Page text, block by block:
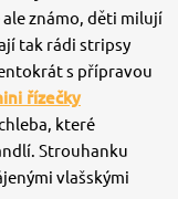
známo, děti milují
tak rádi stripsy
s přípravou
řízečky
které
Strouhanku
vlašskými